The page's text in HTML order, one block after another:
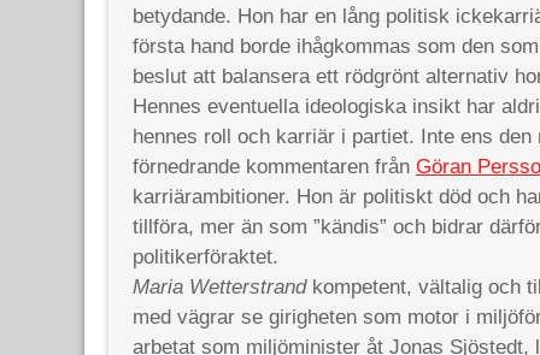
betydande. Hon har en lång politisk
första hand borde ihågkommas som den
beslut att balansera ett rödgrönt alternativ
Hennes eventuella ideologiska insikt har
hennes roll och karriär i partiet. Inte ens den
förnedrande kommentaren från Göran
karriärambitioner. Hon är politiskt död och
tillföra, mer än som ”kändis” och bidrar
politikerföraktet.
Maria Wetterstrandkompetent, vältalig och
med vägrar se girigheten som motor i
arbetat som miljöminister åt Jonas